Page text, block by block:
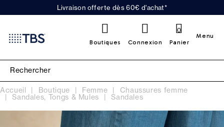
Livraison offerte dès 60€ d'achat*
Boutiques Connexion Panier
0
Menu
Accueil Boutique Femme Chaussures femme
Sandales, Tongs & Mules Sandales